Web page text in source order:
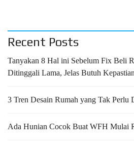
Recent Posts
Tanyakan 8 Hal ini Sebelum Fix Beli
Ditinggali Lama, Jelas Butuh Kepastian
3 Tren Desain Rumah yang Tak Perlu
Ada Hunian Cocok Buat WFH Mulai